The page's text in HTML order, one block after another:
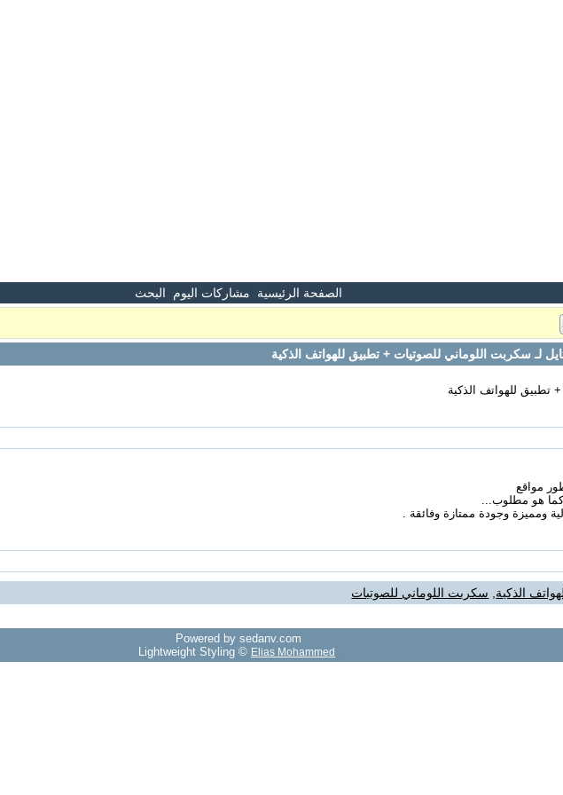
الصفحة الرئيسية مشاركات اليوم البحث
لـ سكربت اللوماني للصوتيات + تطبيق للهواتف الذكية
للهواتف الذكية
مواقع
كما هو مطلوب...
ومميزة وجودة ممتازة وفائقة .
الذكية سكربت اللوماني للصوتيات
Powered by sedany.com
Lightweight Styling © Elias Mohammed